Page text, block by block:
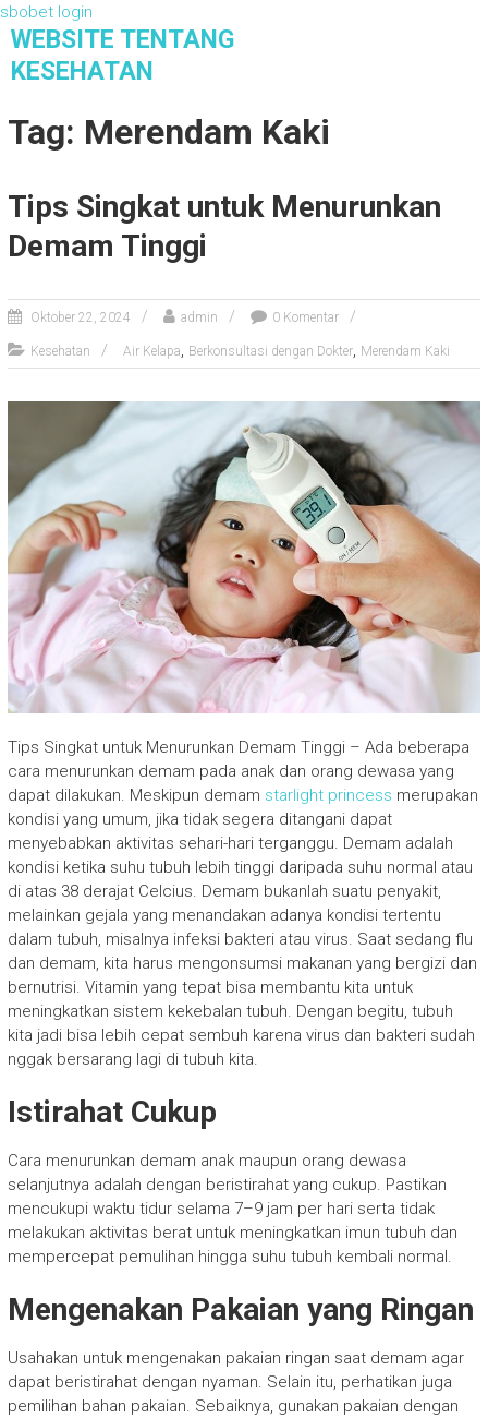
sbobet login
WEBSITE TENTANG
KESEHATAN
Tag: Merendam Kaki
Tips Singkat untuk Menurunkan
Demam Tinggi
Oktober 22, 2024 admin 0 Komentar
Kesehatan Air Kelapa, Berkonsultasi dengan Dokter, Merendam Kaki
Tips Singkat untuk Menurunkan Demam Tinggi – Ada beberapa
cara menurunkan demam pada anak dan orang dewasa yang
dapat dilakukan. Meskipun demam starlight princess merupakan
kondisi yang umum, jika tidak segera ditangani dapat
menyebabkan aktivitas sehari-hari terganggu. Demam adalah
kondisi ketika suhu tubuh lebih tinggi daripada suhu normal atau
di atas 38 derajat Celcius. Demam bukanlah suatu penyakit,
melainkan gejala yang menandakan adanya kondisi tertentu
dalam tubuh, misalnya infeksi bakteri atau virus. Saat sedang flu
dan demam, kita harus mengonsumsi makanan yang bergizi dan
bernutrisi. Vitamin yang tepat bisa membantu kita untuk
meningkatkan sistem kekebalan tubuh. Dengan begitu, tubuh
kita jadi bisa lebih cepat sembuh karena virus dan bakteri sudah
nggak bersarang lagi di tubuh kita.
Istirahat Cukup
Cara menurunkan demam anak maupun orang dewasa
selanjutnya adalah dengan beristirahat yang cukup. Pastikan
mencukupi waktu tidur selama 7–9 jam per hari serta tidak
melakukan aktivitas berat untuk meningkatkan imun tubuh dan
mempercepat pemulihan hingga suhu tubuh kembali normal.
Mengenakan Pakaian yang Ringan
Usahakan untuk mengenakan pakaian ringan saat demam agar
dapat beristirahat dengan nyaman. Selain itu, perhatikan juga
pemilihan bahan pakaian. Sebaiknya, gunakan pakaian dengan